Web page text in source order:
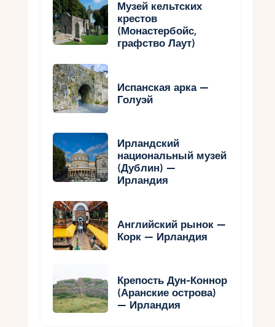
Музей кельтских
крестов
(Монастербойс,
графство Лаут)
Испанская арка —
Голуэй
Ирландский
национальный музей
(Дублин) —
Ирландия
Английский рынок —
Корк — Ирландия
Крепость Дун-Коннор
(Аранские острова)
— Ирландия